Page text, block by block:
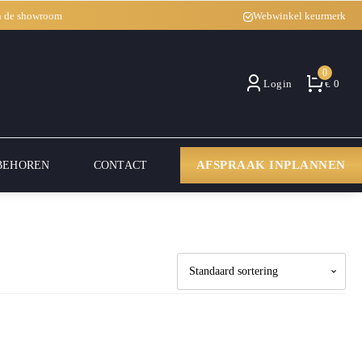
de showroom Webwinkel keurmerk
Login
0
€ 0
CONTACT AFSPRAAK INPLANNEN